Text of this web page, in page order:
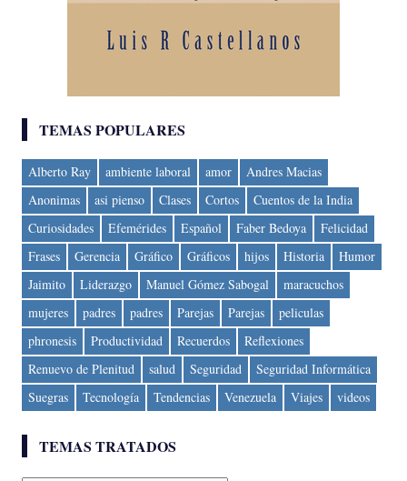
TEMAS POPULARES
Alberto Ray ambiente laboral amor
Andres Macias
Anonimas
asi pienso Clases Cortos
Cuentos de la India
Curiosidades
Efemérides Español Faber Bedoya
Felicidad
Frases
Gerencia Gráfico Gráficos hijos Historia
Humor
Jaimito
Liderazgo Manuel Gómez Sabogal
maracuchos
mujeres
padres padres Parejas Parejas
peliculas
phronesis
Productividad Recuerdos
Reflexiones
Renuevo de Plenitud
salud Seguridad
Seguridad Informática
Suegras
Tecnología Tendencias Venezuela Viajes videos
TEMAS TRATADOS